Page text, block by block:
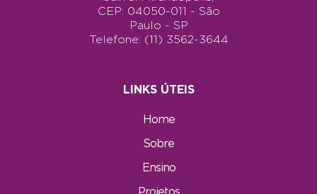
CEP: 04050-011 - São
Paulo - SP
Telefone: (11) 3562-3644
LINKS ÚTEIS
Home
Sobre
Ensino
Projetos